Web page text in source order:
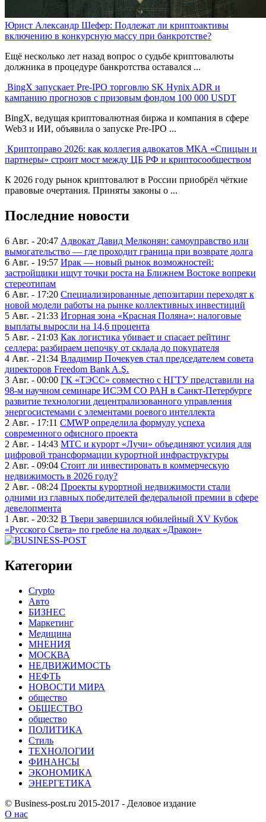
Юрист Александр Шефер: Подлежат ли криптоактивы
включению в конкурсную массу при банкротстве?
Ещё несколько лет назад вопрос о судьбе криптовалюты
должника в процедуре банкротства оставался ...
BingX запускает Pre-IPO торговлю SK Hynix ADR и
кампанию прогнозов с призовым фондом 100 000 USDT
BingX, ведущая криптовалютная биржа и компания в сфере
Web3 и ИИ, объявила о запуске Pre-IPO ...
Криптоправо 2026: как коллегия адвокатов МКА «Спицын и
партнеры» строит мост между ЦБ РФ и криптосообществом
К 2026 году рынок криптовалют в России приобрёл чёткие
правовые очертания. Приняты законы о ...
Последние новости
6 Авг. - 20:47 Адвокат Давид Мелконян: самоуправство или
вымогательство — где проходит граница при возврате долга
6 Авг. - 19:57 Ирак — новый рынок возможностей:
застройщики ищут точки роста на Ближнем Востоке вопреки
стереотипам
6 Авг. - 17:20 Специализированные депозитарии переходят к
новой модели работы на рынке коллективных инвестиций
5 Авг. - 21:33 Игорная зона «Красная Поляна»: налоговые
выплаты выросли на 14,6 процента
5 Авг. - 21:03 Как логистика убивает и спасает рейтинг
селлера: разбираем цепочку от склада до покупателя
4 Авг. - 21:34 Владимир Почекуев стал председателем совета
директоров Freedom Bank A.Ş.
3 Авг. - 00:00 ГК «ТЭСС» совместно с НГТУ представили на
98-м научном семинаре ИСЭМ СО РАН в Санкт-Петербурге
развитие технологии децентрализованного управления
энергосистемами с элементами роевого интеллекта
2 Авг. - 17:11 CMWP определила формулу успеха
современного офисного проекта
2 Авг. - 14:43 МТС и курорт «Лучи» объединяют усилия для
цифровой трансформации курортной инфраструктуры
2 Авг. - 09:04 Стоит ли инвестировать в коммерческую
недвижимость в 2026 году?
2 Авг. - 08:24 Проекты курортной недвижимости стали
одними из главных победителей федеральной премии в сфере
девелопмента
1 Авг. - 20:32 В Твери завершился юбилейный XV Кубок
«Русского Света» по гребле на лодках «Дракон»
Категории
Crypto
Авто
БИЗНЕС
Маркетинг
Медицина
МНЕНИЯ
МОСКВА
НЕДВИЖИМОСТЬ
НЕФТЬ
НОВОСТИ МИРА
общество
ОБЩЕСТВО
общество
ПОЛИТИКА
Стиль
ТЕХНОЛОГИИ
ФИНАНСЫ
ЭКОНОМИКА
ЭНЕРГЕТИКА
© Business-post.ru 2015-2017 - Деловое издание
О нас